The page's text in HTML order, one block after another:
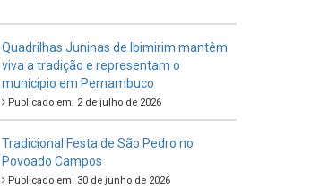
IBIPREV realiza entrega dos Certificados
de Honra ao Mérito aos servidores
municipais
Publicado em: 20 de julho de 2026
2ª edição do Corre Ibimirim 2026
Publicado em: 6 de julho de 2026